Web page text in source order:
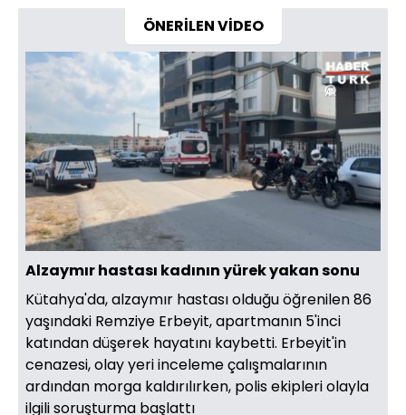
ÖNERİLEN VİDEO
Sesi
Aç
Yüklendi
Hızı
Alzaymır hastası kadının yürek yakan sonu
Kütahya'da, alzaymır hastası olduğu öğrenilen 86
yaşındaki Remziye Erbeyit, apartmanın 5'inci
katından düşerek hayatını kaybetti. Erbeyit'in
cenazesi, olay yeri inceleme çalışmalarının
ardından morga kaldırılırken, polis ekipleri olayla
ilgili soruşturma başlattı